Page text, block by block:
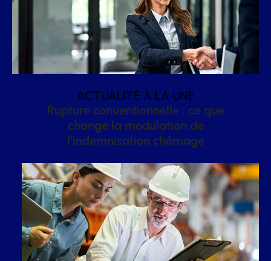
ACTUALITÉ À LA UNE
Rupture conventionnelle : ce que
change la modulation de
l’indemnisation chômage